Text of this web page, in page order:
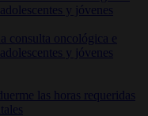
consulta oncológica e
y jóvenes